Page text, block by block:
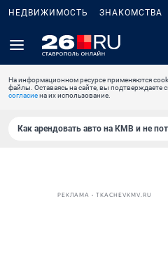
НЕДВИЖИМОСТЬ ЗНАКОМСТВА
На информационном ресурсе применяются
файлы. Оставаясь на сайте, вы подтверждаете
согласиена их использование.
Как арендовать авто на КМВ и не
РЕКЛАМА • TKACHEVKMV.RU